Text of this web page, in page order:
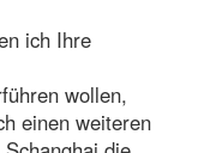
ich Ihre
wollen,
einen weiteren